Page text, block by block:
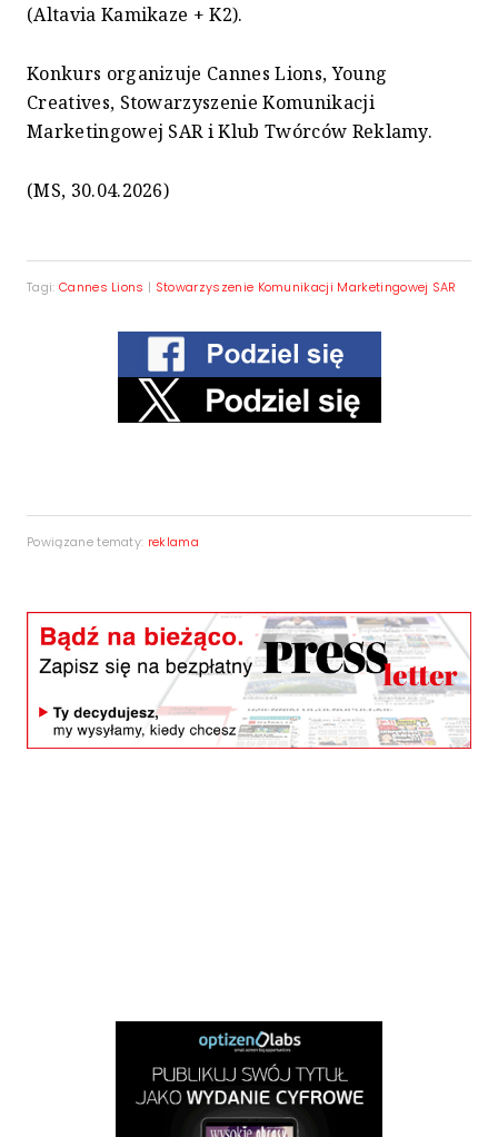
(Altavia Kamikaze + K2).
Konkurs organizuje Cannes Lions, Young
Creatives, Stowarzyszenie Komunikacji
Marketingowej SAR i Klub Twórców Reklamy.
(MS, 30.04.2026)
Tagi: Cannes Lions | Stowarzyszenie Komunikacji Marketingowej SAR
Powiązane tematy: reklama